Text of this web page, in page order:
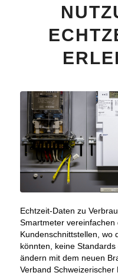
Echtzeit-Daten zu
Smartmeter vereinfachen
Kundenschnittstellen, wo
könnten, keine
ändern mit dem neuen
Verband